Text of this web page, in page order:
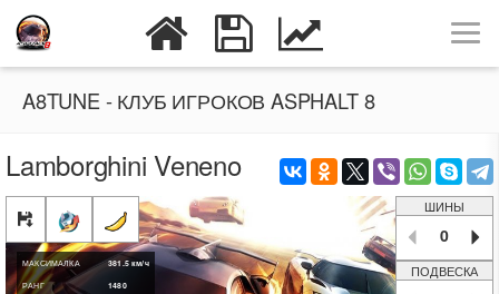
A8TUNE - КЛУБ ИГРОКОВ ASPHALT 8
Lamborghini Veneno
МАКСИМАЛКА 381.5км/ч
РАНГ
1480
ШИНЫ
0
ПОДВЕСКА